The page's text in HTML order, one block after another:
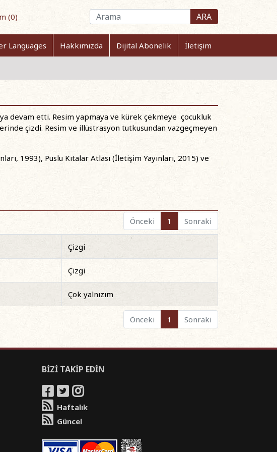
(0) ARA
Languages Hakkımızda Dijital Abonelik İletişim
devam etti. Resim yapmaya ve kürek çekmeye çocukluk
çizdi. Resim ve illüstrasyon tutkusundan vazgeçmeyen
1993), Puslu Kıtalar Atlası (İletişim Yayınları, 2015) ve
Önceki
1 Sonraki
Çizgi
Çizgi
Çok yalnızım
Önceki 1 Sonraki
BİZİ TAKİP EDİN
Haftalık
Güncel